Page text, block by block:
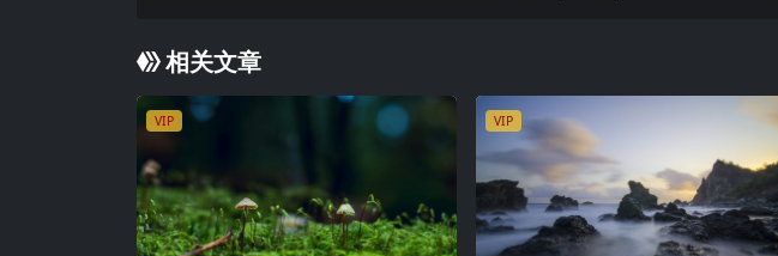
相关文章
VIP VIP